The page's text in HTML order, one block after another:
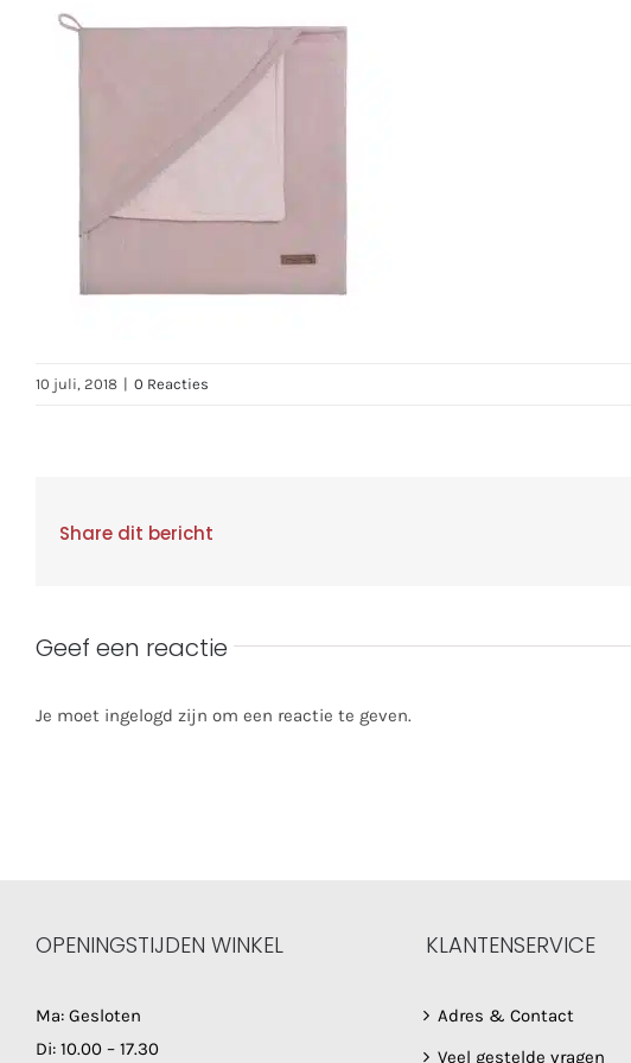
10 juli, 2018 | 0 Reacties
Share dit bericht
Geef een reactie
Je moet ingelogd zijn om een reactie te geven.
OPENINGSTIJDEN WINKEL
Ma: Gesloten
Di: 10.00 – 17.30
KLANTENSERVICE
Adres & Contact
Veel gestelde vragen